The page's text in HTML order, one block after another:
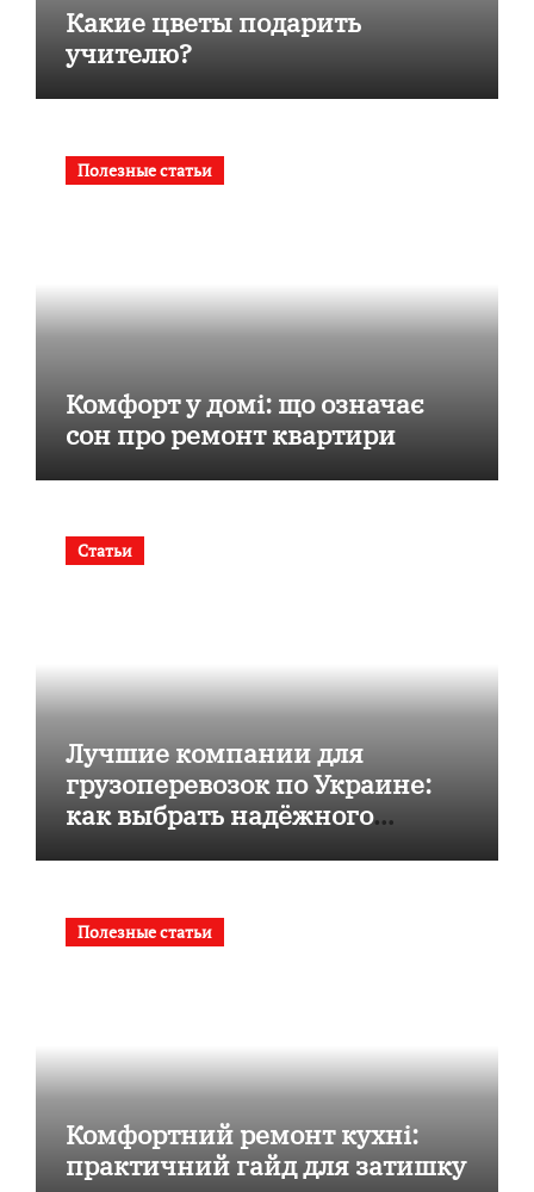
Какие цветы подарить
учителю?
Полезные статьи
Комфорт у домі: що означає
сон про ремонт квартири
Статьи
Лучшие компании для
грузоперевозок по Украине:
как выбрать надёжного
Полезные статьи
Комфортний ремонт кухні:
практичний гайд для затишку